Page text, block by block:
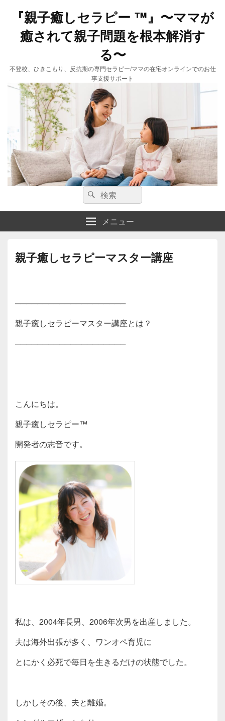
『親子癒しセラピー ™️』〜ママが
癒されて親子問題を根本解消す
る〜
不登校、ひきこもり、反抗期の専門セラピー/ママの在宅オンラインでのお仕
事支援サポート
検
索:
検
索
メニュー
親子癒しセラピーマスター講座
────────────────────
親子癒しセラピーマスター講座とは？
────────────────────
こんにちは。
親子癒しセラピー™️
開発者の志音です。
私は、2004年長男、2006年次男を出産しました。
夫は海外出張が多く、ワンオペ育児に
とにかく必死で毎日を生きるだけの状態でした。
しかしその後、夫と離婚。